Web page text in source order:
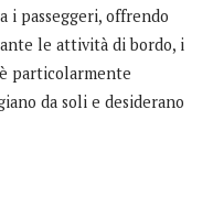
i passeggeri, offrendo
le attività di bordo, i
particolarmente
da soli e desiderano